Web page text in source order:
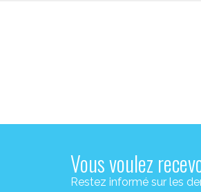
Vous voulez
Restez informé sur les